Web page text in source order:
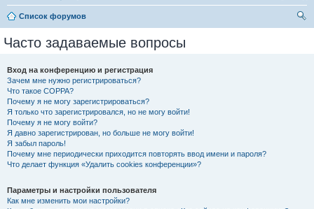
Список форумов
Часто задаваемые вопросы
Вход на конференцию и регистрация
Зачем мне нужно регистрироваться?
Что такое COPPA?
Почему я не могу зарегистрироваться?
Я только что зарегистрировался, но не могу войти!
Почему я не могу войти?
Я давно зарегистрирован, но больше не могу войти!
Я забыл пароль!
Почему мне периодически приходится повторять ввод имени и пароля?
Что делает функция «Удалить cookies конференции»?
Параметры и настройки пользователя
Как мне изменить мои настройки?